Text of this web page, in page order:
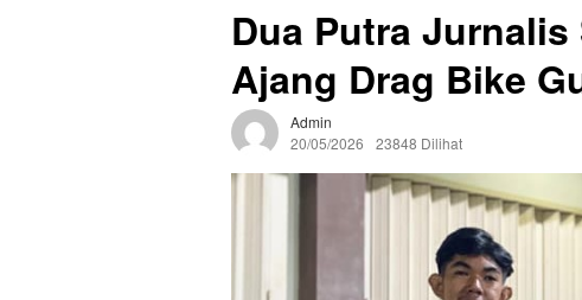
Dua Putra
Ajang Drag Bike
Admin
20/05/2026
23848 Dilihat